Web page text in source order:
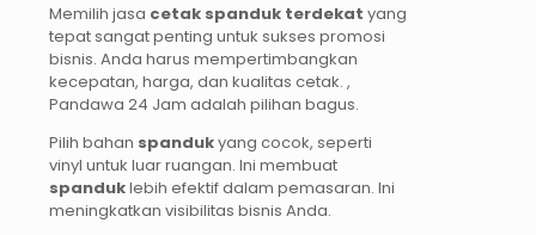
Memilih jasa cetak spanduk terdekat yang
tepat sangat penting untuk sukses promosi
bisnis. Anda harus mempertimbangkan
kecepatan, harga, dan kualitas cetak. ,
Pandawa 24 Jam adalah pilihan bagus.
Pilih bahan spandukyang cocok, seperti
vinyl untuk luar ruangan. Ini membuat
spanduklebih efektif dalam pemasaran. Ini
meningkatkan visibilitas bisnis Anda.